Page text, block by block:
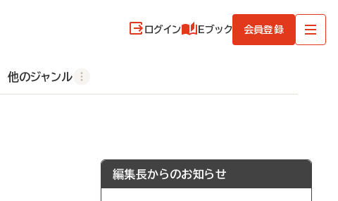
ログイン Eブック 会員登録
他のジャンル
編集長からのお知らせ